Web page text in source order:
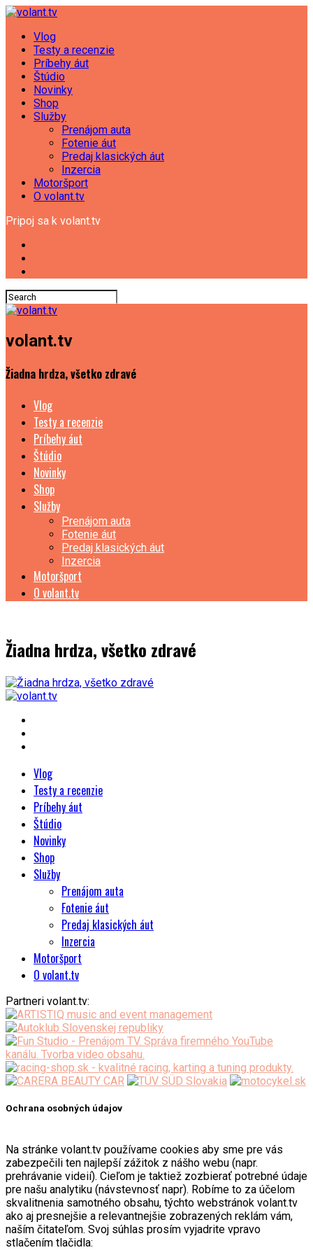
Vlog
Testy a recenzie
Príbehy áut
Štúdio
Novinky
Shop
Služby
Prenájom auta
Fotenie áut
Predaj klasických áut
Inzercia
Motoršport
O volant.tv
Pripoj sa k volant.tv
volant.tv
Žiadna hrdza, všetko zdravé
Vlog
Testy a recenzie
Príbehy áut
Štúdio
Novinky
Shop
Služby
Prenájom auta
Fotenie áut
Predaj klasických áut
Inzercia
Motoršport
O volant.tv
Žiadna hrdza, všetko zdravé
Vlog
Testy a recenzie
Príbehy áut
Štúdio
Novinky
Shop
Služby
Prenájom auta
Fotenie áut
Predaj klasických áut
Inzercia
Motoršport
O volant.tv
Partneri volant.tv:
Ochrana osobných údajov
Na stránke volant.tv používame cookies aby sme pre vás
zabezpečili ten najlepší zážitok z nášho webu (napr.
prehrávanie videií). Cieľom je taktiež zozbierať potrebné údaje
pre našu analytiku (návstevnosť napr). Robíme to za účelom
skvalitnenia samotného obsahu, týchto webstránok volant.tv
ako aj presnejšie a relevantnejšie zobrazených reklám vám,
naším čitateľom. Svoj súhlas prosím vyjadrite vpravo
stlačením tlačidla: